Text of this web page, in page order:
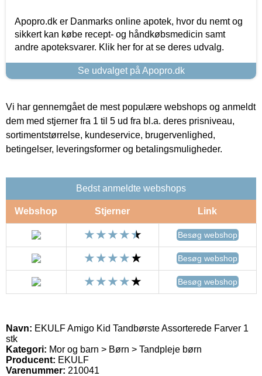
Apopro.dk er Danmarks online apotek, hvor du nemt og
sikkert kan købe recept- og håndkøbsmedicin samt
andre apoteksvarer. Klik her for at se deres udvalg.
Se udvalget på Apopro.dk
Vi har gennemgået de mest populære webshops og anmeldt
dem med stjerner fra 1 til 5 ud fra bl.a. deres prisniveau,
sortimentstørrelse, kundeservice, brugervenlighed,
betingelser, leveringsformer og betalingsmuligheder.
Bedst anmeldte webshops
Webshop Stjerner Link
Besøg webshop
Besøg webshop
Besøg webshop
Navn: EKULF Amigo Kid Tandbørste Assorterede Farver 1
stk
Kategori: Mor og barn > Børn > Tandpleje børn
Producent: EKULF
Varenummer: 210041